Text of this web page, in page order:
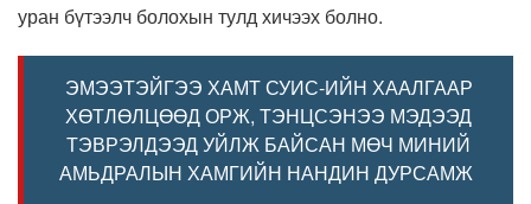
уран бүтээлч болохын тулд хичээх болно.
ЭМЭЭТЭЙГЭЭ ХАМТ СУИС-ИЙН ХААЛГААР
ХӨТЛӨЛЦӨӨД ОРЖ, ТЭНЦСЭНЭЭ МЭДЭЭД
ТЭВРЭЛДЭЭД УЙЛЖ БАЙСАН МӨЧ МИНИЙ
АМЬДРАЛЫН ХАМГИЙН НАНДИН ДУРСАМЖ